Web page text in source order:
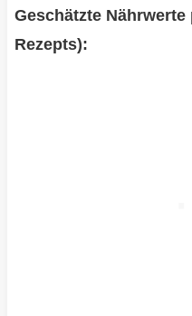
Geschätzte
Rezepts):